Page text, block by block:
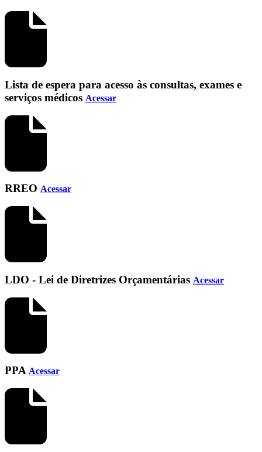
Lista de espera para acesso às consultas, exames e
serviços médicos Acessar
RREO Acessar
LDO - Lei de Diretrizes Orçamentárias Acessar
PPA Acessar